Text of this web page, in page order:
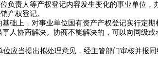
责人等产权登记内容发生变化的事业单位，
产权登记。
上，对事业单位国有资产产权登记实行定期
协商解决。协商不能解决的，可以向同级
应当提出拟处理意见，经主管部门审核并报